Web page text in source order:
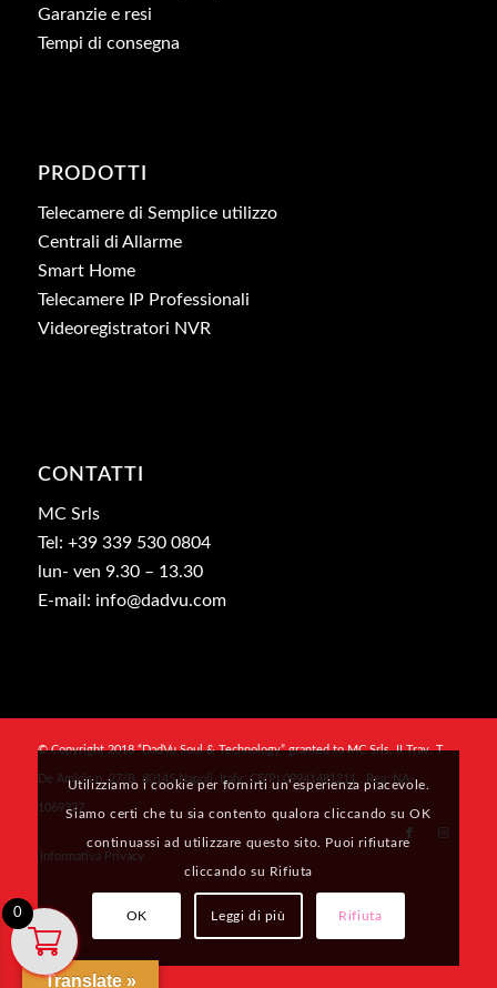
Garanzie e resi
Tempi di consegna
PRODOTTI
Telecamere di Semplice utilizzo
Centrali di Allarme
Smart Home
Telecamere IP Professionali
Videoregistratori NVR
CONTATTI
MC Srls
Tel: +39 339 530 0804
lun- ven 9.30 – 13.30
E-mail: info@dadvu.com
© Copyright 2018 “DadVu Soul & Technology” granted to MC Srls, II Trav. T.
De Amicis n. 27/B, 80145 Napoli, Italy, CF/PI 09941481211 , Rea: NA-
1069327
Informativa Privacy
Utilizziamo i cookie per fornirti un’esperienza piacevole.
Siamo certi che tu sia contento qualora cliccando su OK
continuassi ad utilizzare questo sito. Puoi rifiutare
cliccando su Rifiuta
OK Leggi di più Rifiuta
Translate »
0